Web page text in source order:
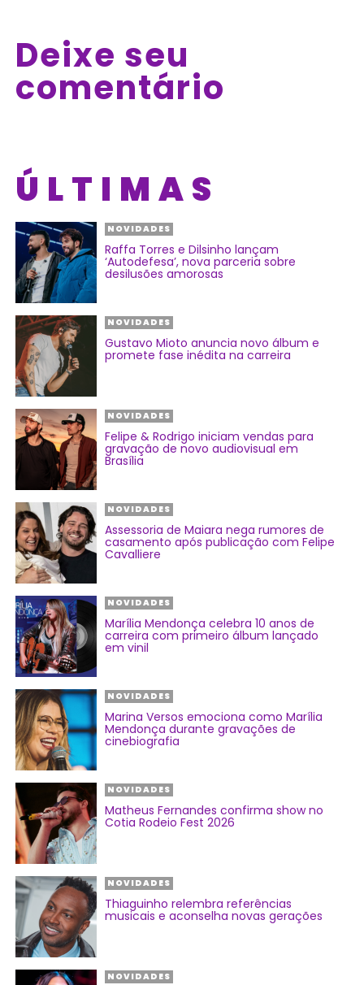
Deixe seu
comentário
ÚLTIMAS
NOVIDADES
Raffa Torres e Dilsinho lançam
‘Autodefesa’, nova parceria sobre
desilusões amorosas
NOVIDADES
Gustavo Mioto anuncia novo álbum e
promete fase inédita na carreira
NOVIDADES
Felipe & Rodrigo iniciam vendas para
gravação de novo audiovisual em
Brasília
NOVIDADES
Assessoria de Maiara nega rumores de
casamento após publicação com Felipe
Cavalliere
NOVIDADES
Marília Mendonça celebra 10 anos de
carreira com primeiro álbum lançado
em vinil
NOVIDADES
Marina Versos emociona como Marília
Mendonça durante gravações de
cinebiografia
NOVIDADES
Matheus Fernandes confirma show no
Cotia Rodeio Fest 2026
NOVIDADES
Thiaguinho relembra referências
musicais e aconselha novas gerações
NOVIDADES